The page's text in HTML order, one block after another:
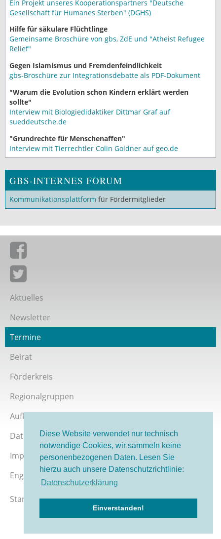
Diese Website verwendet nur technisch
notwendige Cookies, wir sammeln keine
personenbezogenen Daten. Lesen Sie
hierzu auch unsere Datenschutzrichtlinie:
Datenschutzerklärung
Einverstanden!
Ein Projekt unseres Kooperationspartners "Deutsche
Gesellschaft für Humanes Sterben" (DGHS)
Hilfe für säkulare Flüchtlinge
Gemeinsame Broschüre von gbs, ZdE und "Atheist Refugee
Relief"
Gegen Islamismus und Fremdenfeindlichkeit
gbs-Broschüre zur Integrationsdebatte als PDF-Dokument
"Warum die Evolution schon Kindern erklärt werden
sollte"
Interview mit Biologiedidaktiker Dittmar Graf auf
sueddeutsche.de
"Grundrechte für Menschenaffen"
Interview mit Tierrechtler Colin Goldner auf geo.de
GBS-INTERNES FORUM
Kommunikationsplattform für Fördermitglieder
Giordano-Bruno-Stiftung auf Facebook
Giordano-Bruno-Stiftung bei Twitter
Aktuelles
Newsletter
Termine
Beirat
Förderkreis
Regionalgruppen
Aufklärer werden
Datenschutz
Impressum
English version
Stand 08/2026